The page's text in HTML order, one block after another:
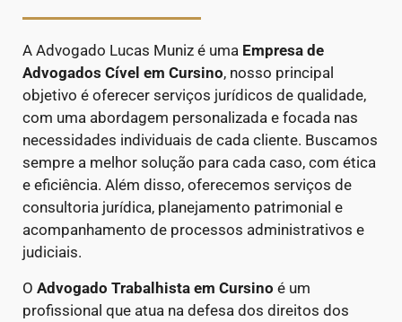
A Advogado Lucas Muniz é uma Empresa de
Advogados Cível em Cursino, nosso principal
objetivo é oferecer serviços jurídicos de qualidade,
com uma abordagem personalizada e focada nas
necessidades individuais de cada cliente. Buscamos
sempre a melhor solução para cada caso, com ética
e eficiência. Além disso, oferecemos serviços de
consultoria jurídica, planejamento patrimonial e
acompanhamento de processos administrativos e
judiciais.
O Advogado Trabalhista em Cursino é um
profissional que atua na defesa dos direitos dos